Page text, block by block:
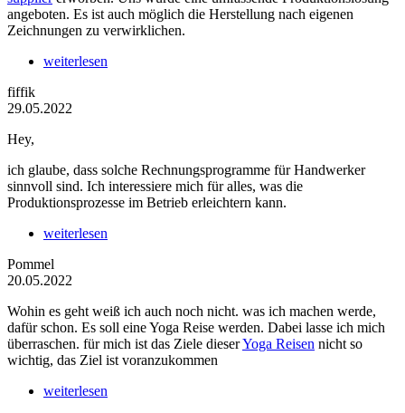
angeboten. Es ist auch möglich die Herstellung nach eigenen
Zeichnungen zu verwirklichen.
weiterlesen
fiffik
29.05.2022
Hey,
ich glaube, dass solche Rechnungsprogramme für Handwerker
sinnvoll sind. Ich interessiere mich für alles, was die
Produktionsprozesse im Betrieb erleichtern kann.
weiterlesen
Pommel
20.05.2022
Wohin es geht weiß ich auch noch nicht. was ich machen werde,
dafür schon. Es soll eine Yoga Reise werden. Dabei lasse ich mich
überraschen. für mich ist das Ziele dieserYoga Reisen nicht so
wichtig, das Ziel ist voranzukommen
weiterlesen